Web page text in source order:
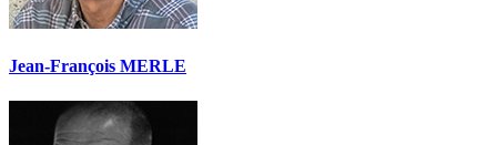
Jean-François MERLE